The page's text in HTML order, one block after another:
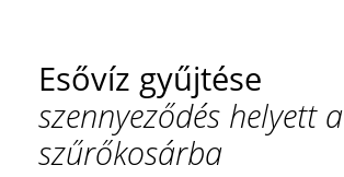
Esővíz gyűjtése
szennyeződés helyett a
szűrőkosárba